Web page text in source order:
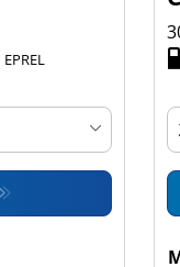
EPREL